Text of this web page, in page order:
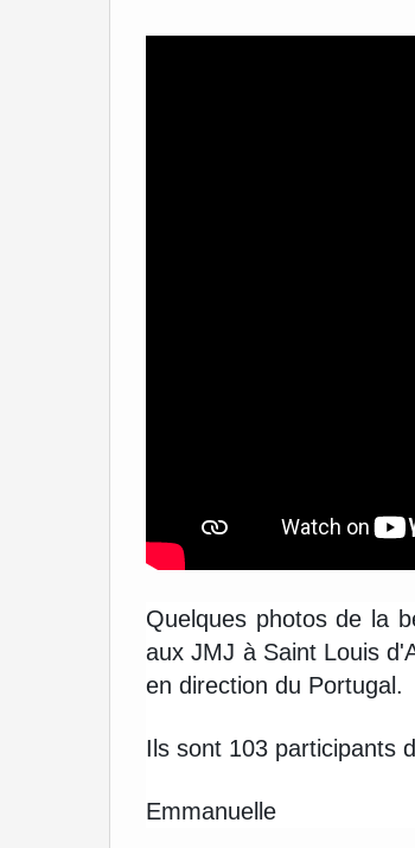
Quelques photos de la
aux JMJ à Saint Louis
en direction du Portugal.
Ils sont 103 participants
Emmanuelle